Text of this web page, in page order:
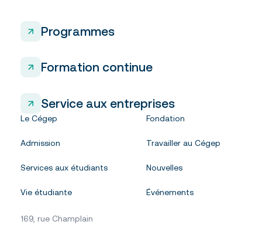
Programmes
Formation continue
Service aux entreprises
Le Cégep
Admission
Services aux étudiants
Vie étudiante
Fondation
Travailler au Cégep
Nouvelles
Événements
169, rue Champlain